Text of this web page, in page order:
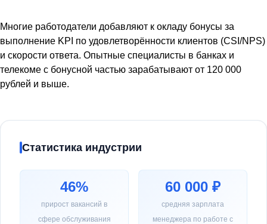
Многие работодатели добавляют к окладу бонусы за
выполнение KPI по удовлетворённости клиентов (CSI/NPS)
и скорости ответа. Опытные специалисты в банках и
телекоме с бонусной частью зарабатывают от 120 000
рублей и выше.
Статистика индустрии
46%
прирост вакансий в
сфере обслуживания
60 000 ₽
средняя зарплата
менеджера по работе с